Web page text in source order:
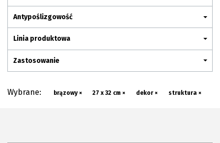
Antypoślizgowość
Linia produktowa
Zastosowanie
Wybrane: brązowy × 27 x 32 cm × dekor × struktura ×